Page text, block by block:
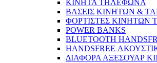
ΚΙΝΗΤΑ ΤΗΛΕΦΩΝΑ
ΒΑΣΕΙΣ ΚΙΝΗΤΩΝ &
ΦΟΡΤΙΣΤΕΣ ΚΙΝΗΤΩΝ
POWER BANKS
BLUETOOTH
HANDSFREE
ΔΙΑΦΟΡΑ ΑΞΕΣΟΥΑΡ